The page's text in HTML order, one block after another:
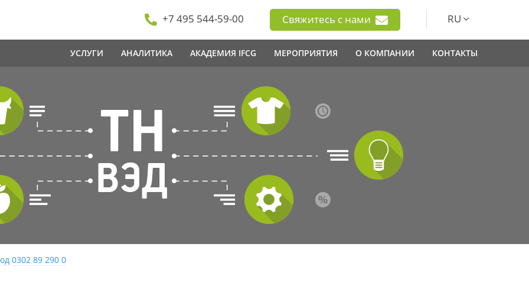
+7 495 544-59-00 Свяжитесь с нами RU
УСЛУГИ АНАЛИТИКА АКАДЕМИЯ IFCG МЕРОПРИЯТИЯ О КОМПАНИИ КОНТАКТЫ
0302 89 290 0